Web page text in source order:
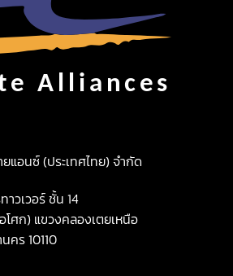
แอนซ์ (ประเทศไทย) จำกัด
าวเวอร์ ชั้น 14
โศก) แขวงคลองเตยเหนือ
คร 10110